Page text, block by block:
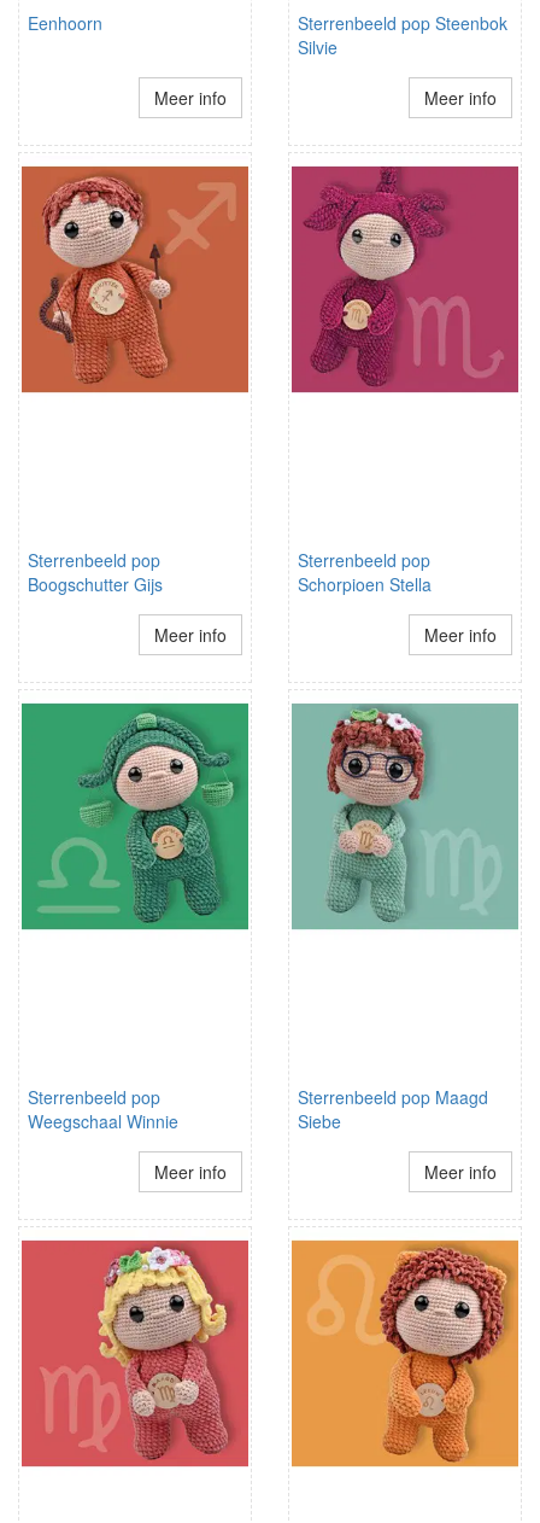
Eenhoorn
Meer info
Sterrenbeeld pop Steenbok
Silvie
Meer info
Sterrenbeeld pop
Boogschutter Gijs
Meer info
Sterrenbeeld pop
Schorpioen Stella
Meer info
Sterrenbeeld pop
Weegschaal Winnie
Meer info
Sterrenbeeld pop Maagd
Siebe
Meer info